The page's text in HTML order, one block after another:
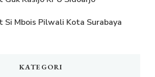
Si Mbois Pilwali Kota Surabaya
KATEGORI